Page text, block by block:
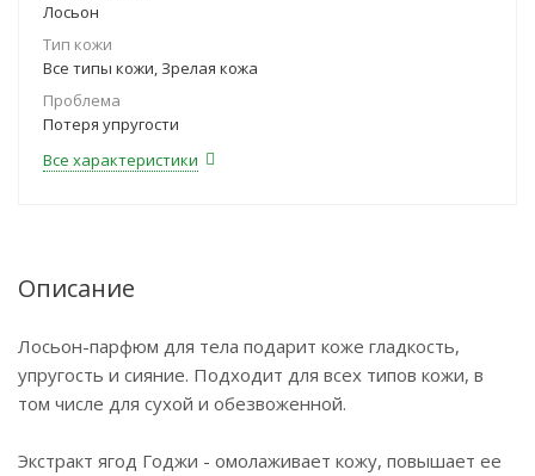
Лосьон
Тип кожи
Все типы кожи, Зрелая кожа
Проблема
Потеря упругости
Все характеристики
Описание
Лосьон-парфюм для тела подарит коже гладкость,
упругость и сияние. Подходит для всех типов кожи, в
том числе для сухой и обезвоженной.
Экстракт ягод Годжи - омолаживает кожу, повышает ее